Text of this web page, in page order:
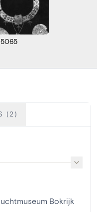
(2)
Bokrijk